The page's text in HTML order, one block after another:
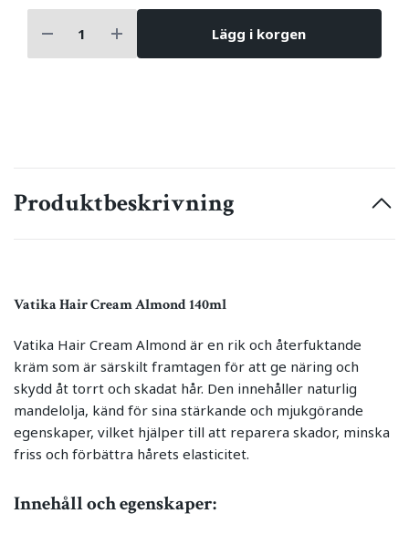
Lägg i korgen
Produktbeskrivning
Vatika Hair Cream Almond 140ml
Vatika Hair Cream Almond är en rik och återfuktande
kräm som är särskilt framtagen för att ge näring och
skydd åt torrt och skadat hår. Den innehåller naturlig
mandelolja, känd för sina stärkande och mjukgörande
egenskaper, vilket hjälper till att reparera skador, minska
friss och förbättra hårets elasticitet.
Innehåll och egenskaper: